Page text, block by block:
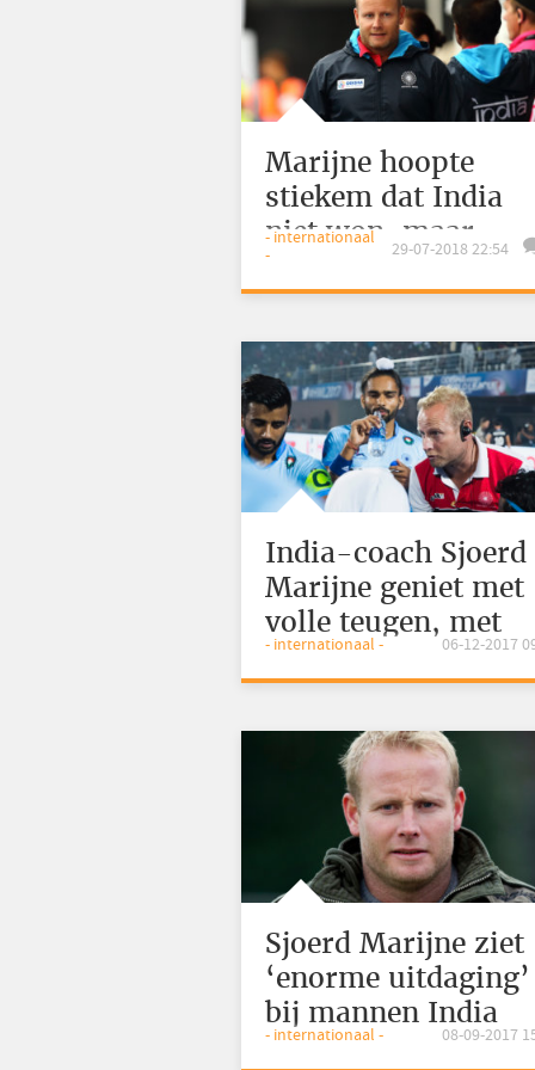
Marijne hoopte
stiekem dat India
niet won, maar
gelijkspeelde
- internationaal
-
29-07-2018 22:54
India-coach Sjoerd
Marijne geniet met
volle teugen, met
‘litteken'
- internationaal - 06-12-2017
Sjoerd Marijne ziet
‘enorme uitdaging’
bij mannen India
- internationaal - 08-09-2017